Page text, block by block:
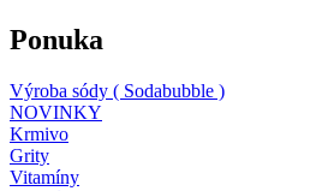
Ponuka
Výroba sódy ( Sodabubble )
NOVINKY
Krmivo
Grity
Vitamíny